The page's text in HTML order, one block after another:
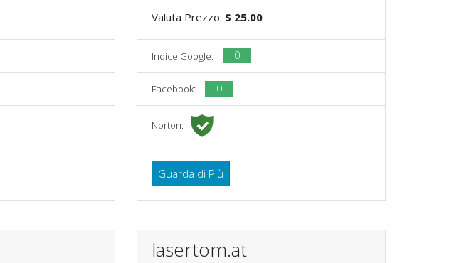
Valuta Prezzo: $ 25.00
Indice Google: 0
Facebook: 0
Norton:
Guarda di Più
lasertom.at